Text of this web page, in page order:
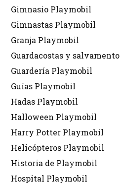
Gimnasio Playmobil
Gimnastas Playmobil
Granja Playmobil
Guardacostas y salvamento
Guardería Playmobil
Guías Playmobil
Hadas Playmobil
Halloween Playmobil
Harry Potter Playmobil
Helicópteros Playmobil
Historia de Playmobil
Hospital Playmobil